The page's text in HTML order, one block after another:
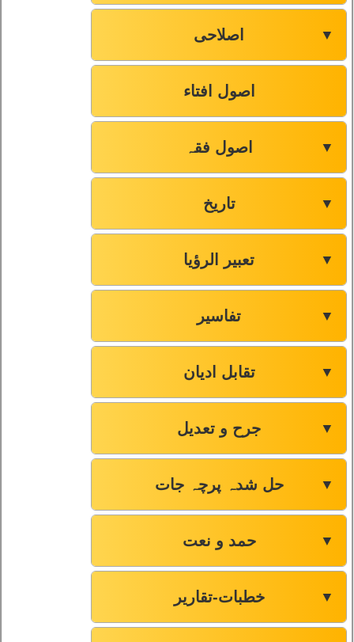
اصلاحی ▼
اصول افتاء
اصول فقہ ▼
تاریخ ▼
تعبیر الرؤیا ▼
تفاسیر ▼
تقابل ادیان ▼
جرح و تعدیل ▼
حل شدہ پرچہ جات ▼
حمد و نعت ▼
خطبات-تقاریر ▼